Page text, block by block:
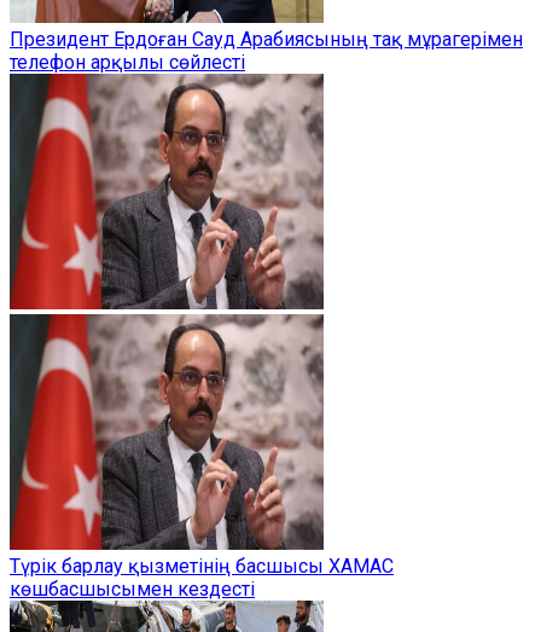
Президент Ердоған Сауд Арабиясының тақ мұрагерімен
телефон арқылы сөйлесті
Түрік барлау қызметінің басшысы ХАМАС
көшбасшысымен кездесті